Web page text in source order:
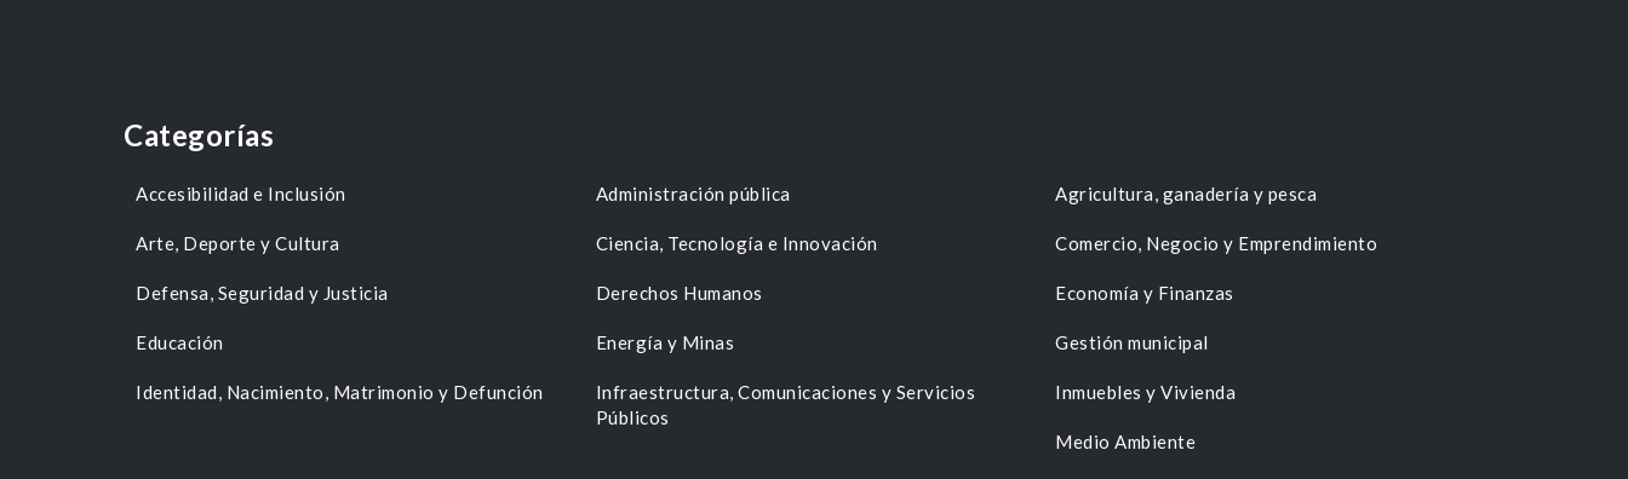
Categorías
Accesibilidad e Inclusión Administración pública Agricultura, ganadería y pesca
Arte, Deporte y Cultura Ciencia, Tecnología e Innovación Comercio, Negocio y Emprendimiento
Defensa, Seguridad y Justicia Derechos Humanos Economía y Finanzas
Educación Energía y Minas Gestión municipal
Identidad, Nacimiento, Matrimonio y Defunción
Infraestructura, Comunicaciones y Servicios
Públicos
Inmuebles y Vivienda
Medio Ambiente